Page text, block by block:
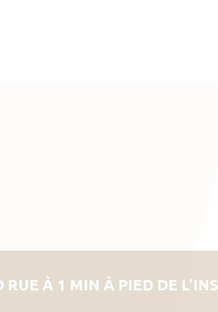
RUE À 1 MIN À PIED DE